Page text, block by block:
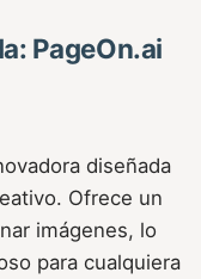
PageOn.ai
diseñada
Ofrece un
imágenes, lo
para cualquiera